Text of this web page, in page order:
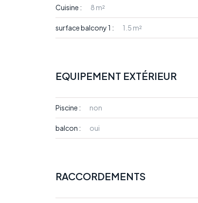
Cuisine : 8 m²
surface balcony 1 : 1.5 m²
EQUIPEMENT EXTÉRIEUR
Piscine : non
balcon : oui
RACCORDEMENTS